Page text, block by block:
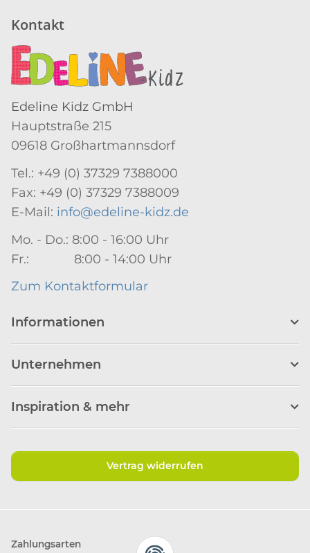
Kontakt
Edeline Kidz GmbH
Hauptstraße 215
09618 Großhartmannsdorf
Tel.: +49 (0) 37329 7388000
Fax: +49 (0) 37329 7388009
E-Mail: info@edeline-kidz.de
Mo. - Do.: 8:00 - 16:00 Uhr
Fr.: 8:00 - 14:00 Uhr
Zum Kontaktformular
Informationen
Unternehmen
Inspiration & mehr
Vertrag widerrufen
Zahlungsarten